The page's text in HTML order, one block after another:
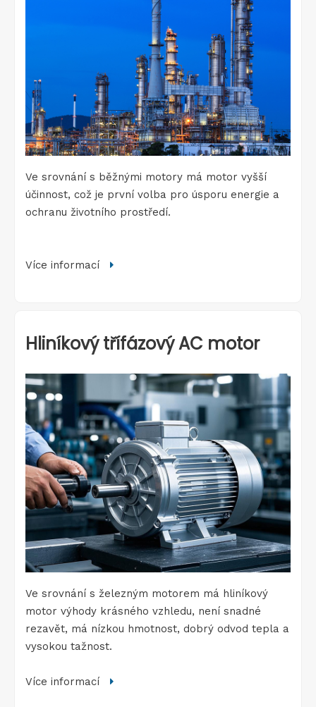
Ve srovnání s běžnými motory má motor vyšší
účinnost, což je první volba pro úsporu energie a
ochranu životního prostředí.
Více informací 
Hliníkový třífázový AC motor
Ve srovnání s železným motorem má hliníkový
motor výhody krásného vzhledu, není snadné
rezavět, má nízkou hmotnost, dobrý odvod tepla a
vysokou tažnost.
Více informací 